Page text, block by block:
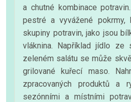
a chutné kombinace
pestré a vyvážené pokrmy,
skupiny potravin, jako jsou
vláknina. Například jídlo ze
zeleném salátu se může
grilované kuřecí maso.
zpracovaných produktů a
sezónními a místními